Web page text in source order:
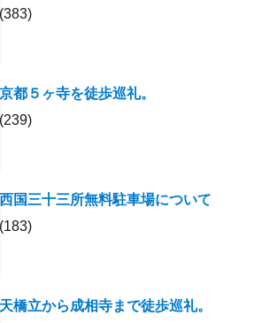
(383)
京都５ヶ寺を徒歩巡礼。
(239)
西国三十三所無料駐車場について
(183)
天橋立から成相寺まで徒歩巡礼。